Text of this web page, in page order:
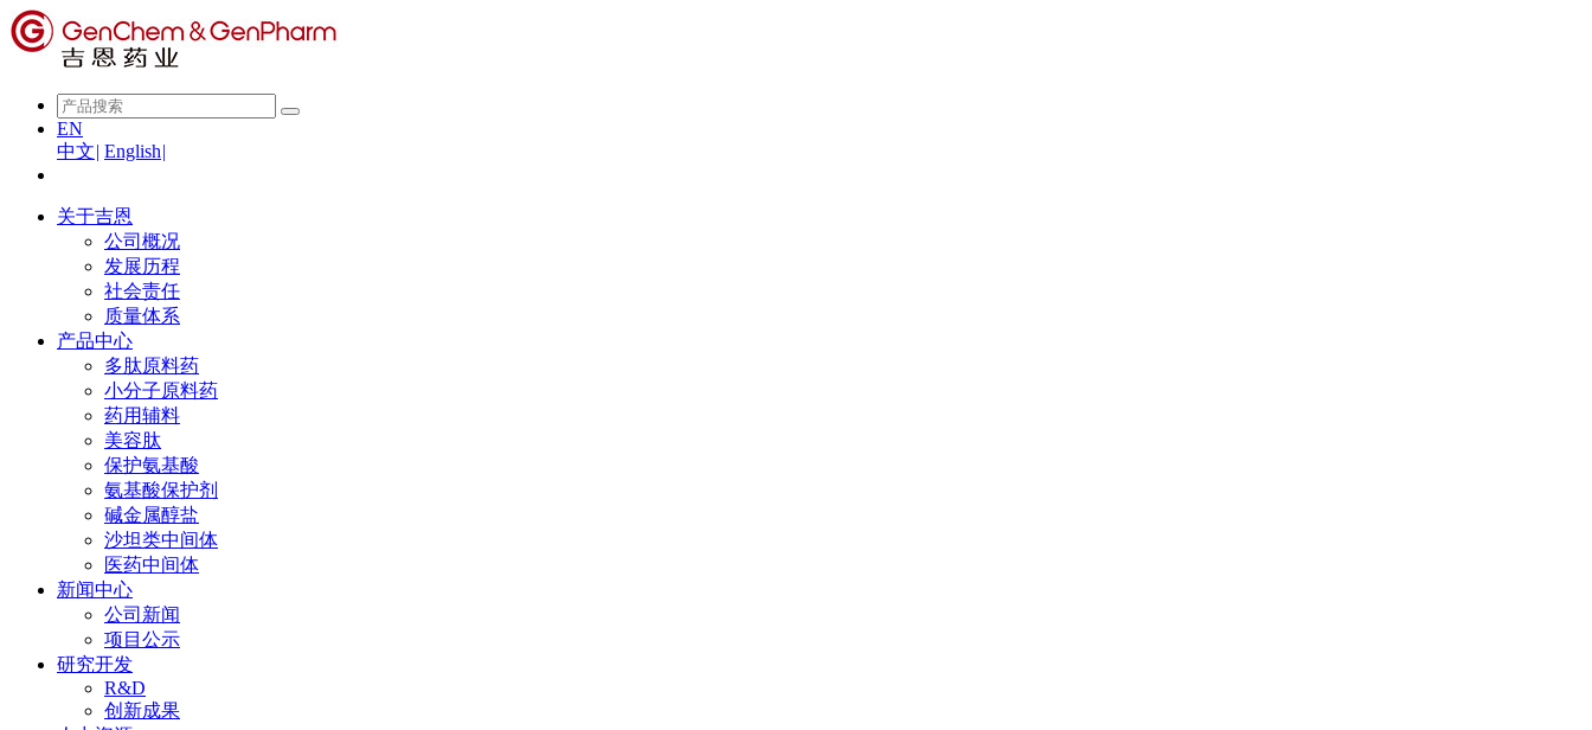
EN
中文| English|
关于吉恩
公司概况
发展历程
社会责任
质量体系
产品中心
多肽原料药
小分子原料药
药用辅料
美容肽
保护氨基酸
氨基酸保护剂
碱金属醇盐
沙坦类中间体
医药中间体
新闻中心
公司新闻
项目公示
研究开发
R&D
创新成果